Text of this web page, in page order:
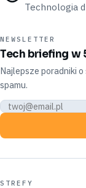
Technologia
NEWSLETTER
Tech briefing w
Najlepsze poradniki
spamu.
STREFY